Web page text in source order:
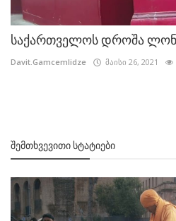
საქართველოს დროშა
Davit.Gamcemlidze მაისი 26, 2021
ᲨᲔᲛᲗᲮᲕᲔᲕᲘᲗᲘ ᲡᲢᲐᲢᲘᲔᲑᲘ